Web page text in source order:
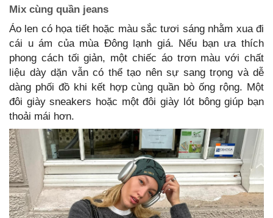
Mix cùng quần jeans
Áo len có họa tiết hoặc màu sắc tươi sáng nhằm xua đi
cái u ám của mùa Đông lạnh giá. Nếu bạn ưa thích
phong cách tối giản, một chiếc áo trơn màu với chất
liệu dày dặn vẫn có thể tạo nên sự sang trọng và dễ
dàng phối đồ khi kết hợp cùng quần bò ống rộng. Một
đôi giày sneakers hoặc một đôi giày lót bông giúp bạn
thoải mái hơn.